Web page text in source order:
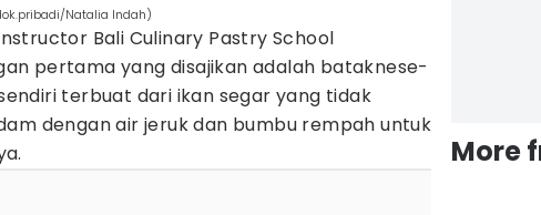
Natalia Indah)
Bali Culinary Pastry School
pertama yang disajikan adalah bataknese-
terbuat dari ikan segar yang tidak
dengan air jeruk dan bumbu rempah untuk
More